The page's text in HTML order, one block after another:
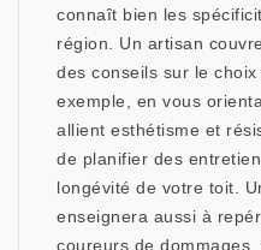
connaît bien les
région. Un artisan
des conseils sur le
exemple, en vous
allient esthétisme et
de planifier des
longévité de votre toit.
enseignera aussi à
coureurs de